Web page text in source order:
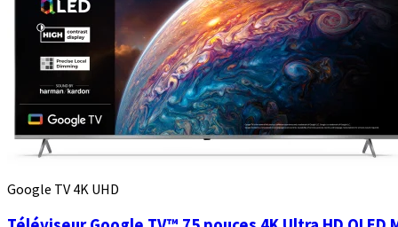
Google TV 4K UHD